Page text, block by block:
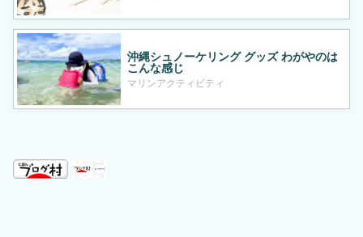
沖縄シュノーケリング グッズ わがやのは
こんな感じ
マリンアクティビティ